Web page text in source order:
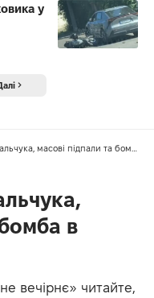
у
масові підпали та бомба в маршрутці
в
вечірнє» читайте,